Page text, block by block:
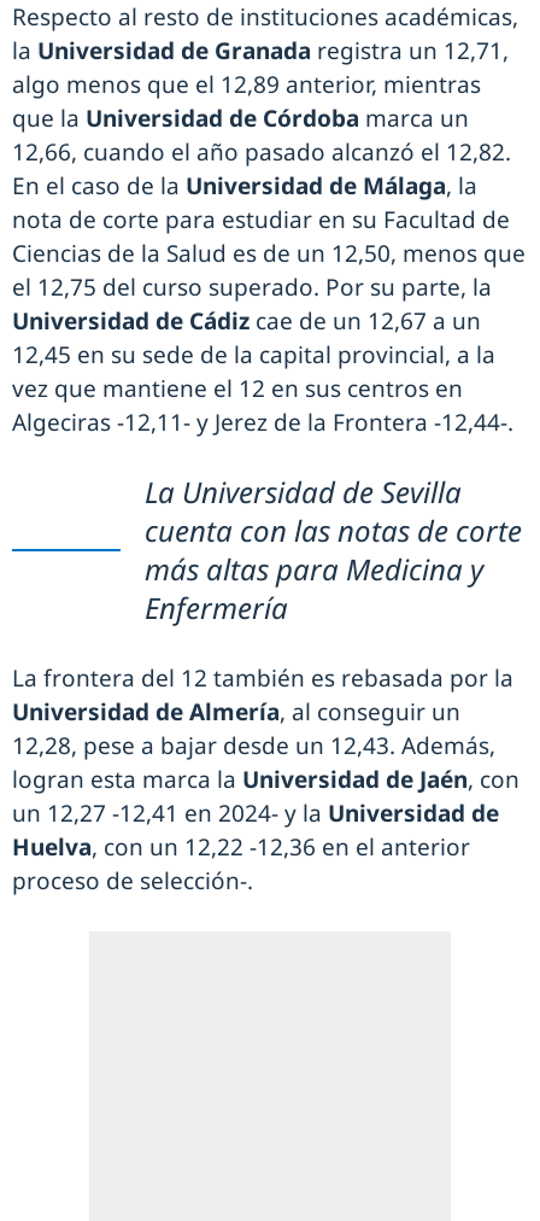
Respecto al resto de instituciones académicas,
la Universidad de Granada registra un 12,71,
algo menos que el 12,89 anterior, mientras
que la Universidad de Córdoba marca un
12,66, cuando el año pasado alcanzó el 12,82.
En el caso de la Universidad de Málaga, la
nota de corte para estudiar en su Facultad de
Ciencias de la Salud es de un 12,50, menos que
el 12,75 del curso superado. Por su parte, la
Universidad de Cádiz cae de un 12,67 a un
12,45 en su sede de la capital provincial, a la
vez que mantiene el 12 en sus centros en
Algeciras -12,11- y Jerez de la Frontera -12,44-.
La Universidad de Sevilla
cuenta con las notas de corte
más altas para Medicina y
Enfermería
La frontera del 12 también es rebasada por la
Universidad de Almería, al conseguir un
12,28, pese a bajar desde un 12,43. Además,
logran esta marca la Universidad de Jaén, con
un 12,27 -12,41 en 2024- y la Universidad de
Huelva, con un 12,22 -12,36 en el anterior
proceso de selección-.